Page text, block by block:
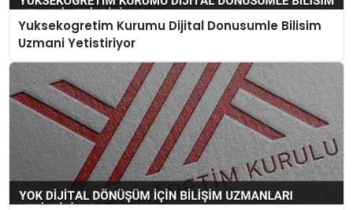
Yuksekogretim Kurumu Dijital Donusumle Bilisim
Uzmani Yetistiriyor